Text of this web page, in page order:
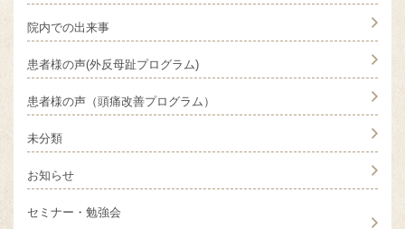
院内での出来事
患者様の声(外反母趾プログラム)
患者様の声（頭痛改善プログラム）
未分類
お知らせ
セミナー・勉強会